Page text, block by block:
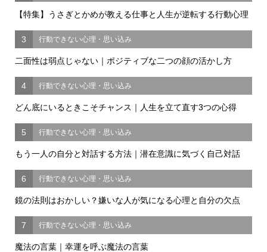
【特集】うさぎとかめが教える仕事と人生が逆転する行動心理
3 行動できない心理・思い込み
二面性は弱点じゃない｜ポジティブな二つの顔の活かし方
4 行動できない心理・思い込み
どん底にいるときこそチャンス｜人生を立て直す3つの心得
5 行動できない心理・思い込み
もう一人の自分と対話する方法｜潜在意識に気づく自己対話
6 行動できない心理・思い込み
鏡の法則はおかしい？嫌いな人が気になる心理と自分の欠点
7 行動できない心理・思い込み
魔法の言葉｜幸運を呼ぶ魔法の言葉